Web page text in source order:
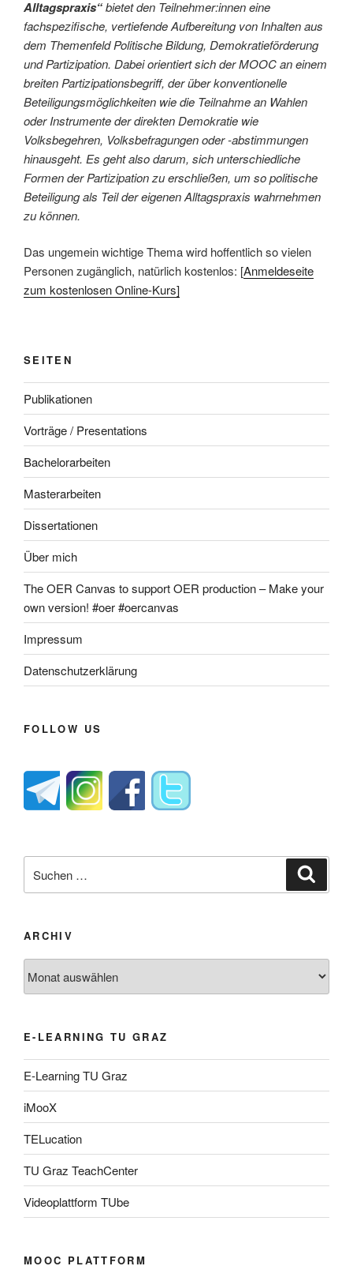
Alltagspraxis“bietet den Teilnehmer:innen eine
fachspezifische, vertiefende Aufbereitung von Inhalten aus
dem Themenfeld Politische Bildung, Demokratieförderung
und Partizipation. Dabei orientiert sich der MOOC an einem
breiten Partizipationsbegriff, der über konventionelle
Beteiligungsmöglichkeiten wie die Teilnahme an Wahlen
oder Instrumente der direkten Demokratie wie
Volksbegehren, Volksbefragungen oder -abstimmungen
hinausgeht. Es geht also darum, sich unterschiedliche
Formen der Partizipation zu erschließen, um so politische
Beteiligung als Teil der eigenen Alltagspraxis wahrnehmen
zu können.
Das ungemein wichtige Thema wird hoffentlich so vielen
Personen zugänglich, natürlich kostenlos: [Anmeldeseite
zum kostenlosen Online-Kurs]
SEITEN
Publikationen
Vorträge / Presentations
Bachelorarbeiten
Masterarbeiten
Dissertationen
Über mich
The OER Canvas to support OER production – Make your
own version! #oer #oercanvas
Impressum
Datenschutzerklärung
FOLLOW US
nach:
ARCHIV
E-LEARNING TU GRAZ
E-Learning TU Graz
iMooX
TELucation
TU Graz TeachCenter
Videoplattform TUbe
MOOC PLATTFORM